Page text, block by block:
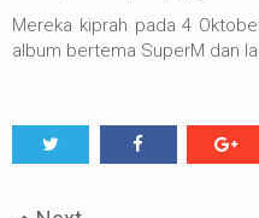
Mereka kiprah pada 4
album bertema SuperM dan